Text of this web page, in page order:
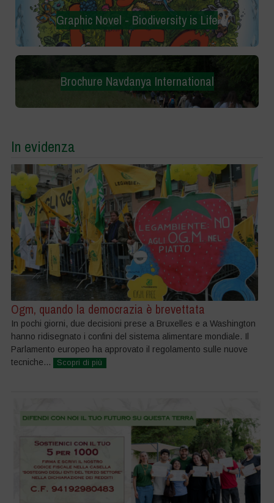
Graphic Novel - Biodiversity is Life
Brochure Navdanya International
In evidenza
Ogm, quando la democrazia è brevettata
In pochi giorni, due decisioni prese a Bruxelles e a Washington
hanno ridisegnato i confini del sistema alimentare mondiale. Il
Parlamento europeo ha approvato il regolamento sulle nuove
tecniche...
Scopri di più